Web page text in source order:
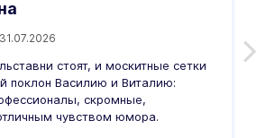
31.07.2026
стоят, и москитные сетки
поклон Василию и Виталию:
скромные,
чувством юмора.